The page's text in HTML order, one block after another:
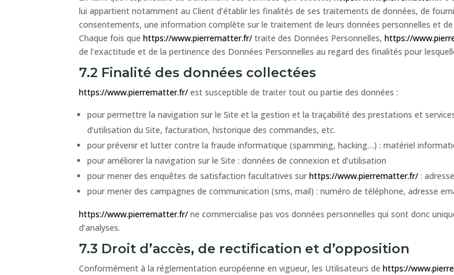
lui appartient notamment au Client d’établir les finalités de ses traitements de données, de
consentements, une information complète sur le traitement de leurs données personnelles et
Chaque fois quehttps://www.pierrematter.fr/ traite des Données Personnelles,https://
de l’exactitude et de la pertinence des Données Personnelles au regard des finalités pour
7.2 Finalité des données collectées
https://www.pierrematter.fr/ est susceptible de traiter tout ou partie des données :
pour permettre la navigation sur le Site et la gestion et la traçabilité des prestations et
d’utilisation du Site, facturation, historique des commandes, etc.
pour prévenir et lutter contre la fraude informatique (spamming, hacking…) : matériel
pour améliorer la navigation sur le Site : données de connexion et d’utilisation
pour mener des enquêtes de satisfaction facultatives surhttps://www.pierrematter.fr/ :
pour mener des campagnes de communication (sms, mail) : numéro de téléphone, adresse
https://www.pierrematter.fr/ ne commercialise pas vos données personnelles qui sont donc
d’analyses.
7.3 Droit d’accès, de rectification et d’opposition
Conformément à la réglementation européenne en vigueur, les Utilisateurs dehttps://